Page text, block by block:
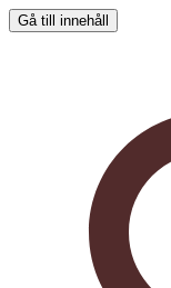
Gå till innehåll